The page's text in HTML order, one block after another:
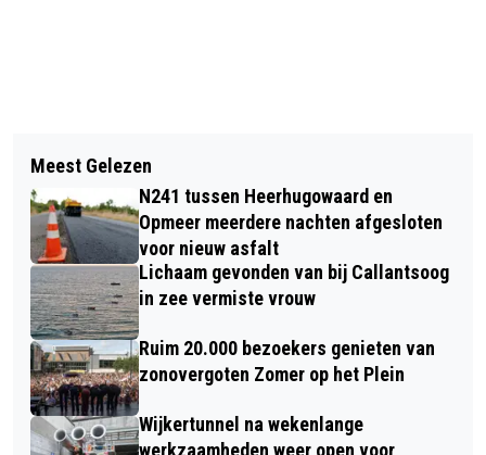
DE BB-SHOW: STOND DAT VOOR
‘BEREND BOUDEWIJN’ OF VOOR
‘BEPERKT BETROUWBAAR’’
RUBEN HOEKE BAND MET TRIBUTE TO
THE BLUES IN PODIUM VICTORIE
Meest Gelezen
N241 tussen Heerhugowaard en
Opmeer meerdere nachten afgesloten
voor nieuw asfalt
Lichaam gevonden van bij Callantsoog
in zee vermiste vrouw
Ruim 20.000 bezoekers genieten van
zonovergoten Zomer op het Plein
Wijkertunnel na wekenlange
werkzaamheden weer open voor